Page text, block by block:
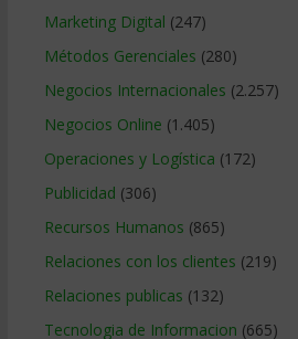
Marketing Digital (247)
Métodos Gerenciales (280)
Negocios Internacionales (2.257)
Negocios Online (1.405)
Operaciones y Logística (172)
Publicidad (306)
Recursos Humanos (865)
Relaciones con los clientes (219)
Relaciones publicas (132)
Tecnologia de Informacion (665)